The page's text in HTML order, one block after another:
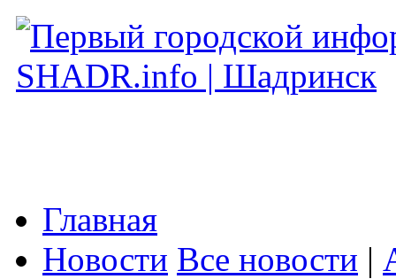
Главная
Новости Все новости |